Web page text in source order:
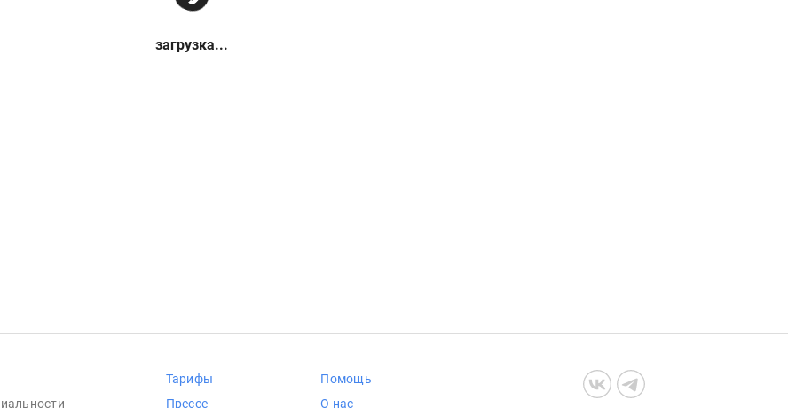
загрузка...
Тарифы
Прессе
Помощь
О нас